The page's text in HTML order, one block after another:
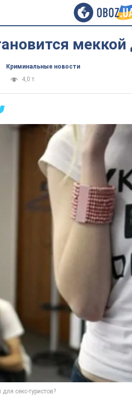
меккой
Криминальные новости
4,0 т.